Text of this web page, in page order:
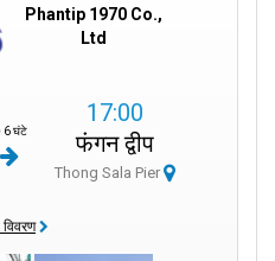
Phantip 1970 Co.,
Ltd
6 घंटे
17:00
फंगन द्वीप
Thong Sala Pier
विवरण